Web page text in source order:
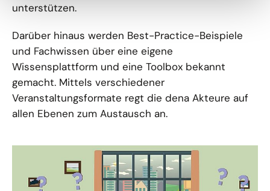
unterstützen.
Darüber hinaus werden Best-Practice-Beispiele
und Fachwissen über eine eigene
Wissensplattform und eine Toolbox bekannt
gemacht. Mittels verschiedener
Veranstaltungsformate regt die dena Akteure auf
allen Ebenen zum Austausch an.